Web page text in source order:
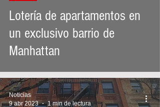
Lotería de apartamentos en
un exclusivo barrio de
Manhattan
Noticias
9 abr 2023
1 min de lectura